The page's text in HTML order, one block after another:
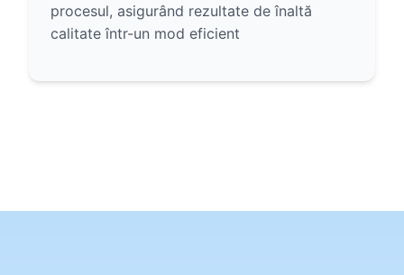
procesul, asigurând rezultate de înaltă
calitate într-un mod eficient